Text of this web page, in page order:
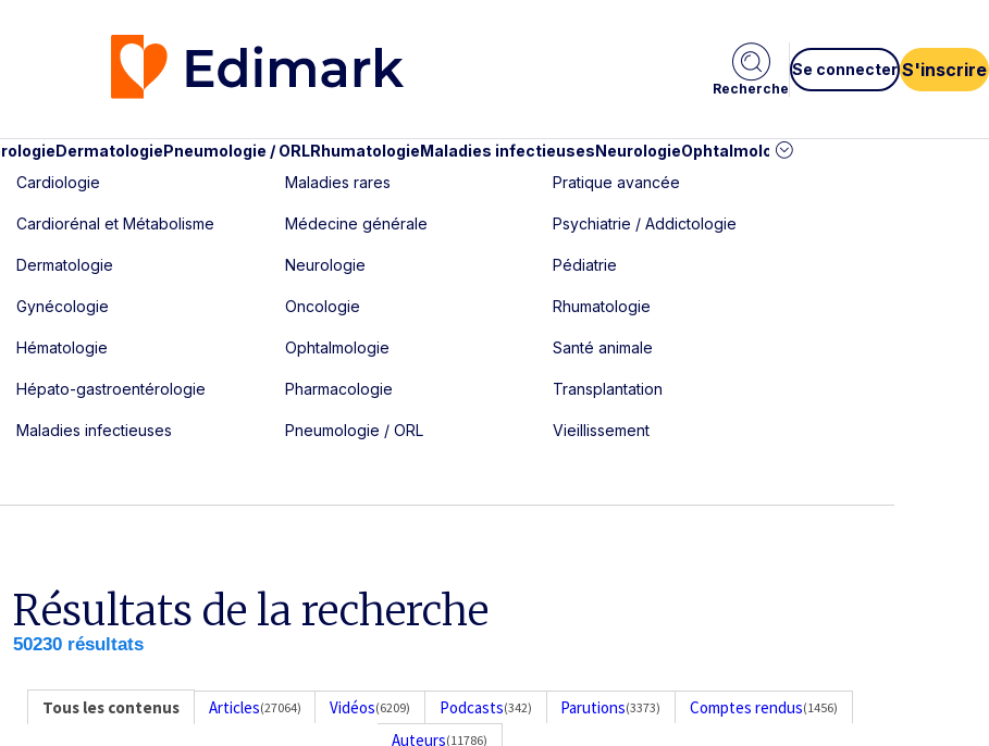
Recherche
Se connecter S'inscrire
DermatologiePneumologie / ORLRhumatologieMaladies infectieusesNeurologieOphtalmologie
Cardiologie
Cardiorénal et Métabolisme
Dermatologie
Gynécologie
Hématologie
Hépato-gastroentérologie
Maladies infectieuses
Maladies rares
Médecine générale
Neurologie
Oncologie
Ophtalmologie
Pharmacologie
Pneumologie / ORL
Pratique avancée
Psychiatrie / Addictologie
Pédiatrie
Rhumatologie
Santé animale
Transplantation
Vieillissement
Résultats de la recherche
50230 résultats
Tous les contenus Articles(27064) Vidéos(6209) Podcasts(342) Parutions(3373) Comptes rendus(1456)
Auteurs(11786)